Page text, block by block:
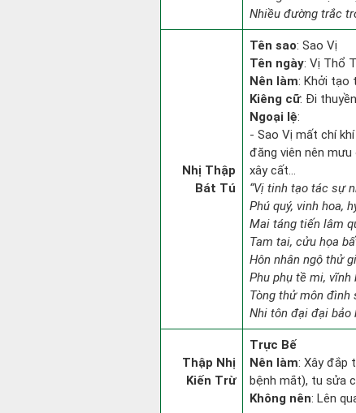
Nhiều đường trắc
Nhị Thập
Bát Tú
Tên sao: Sao Vị
Tên ngày: Vị Thổ
Nên làm: Khởi tạo
Kiêng cữ: Đi thuyền
Ngoại lệ:
- Sao Vị mất chí
đăng viên nên
xây cất...
“Vị tinh tạo tác sự
Phú quý, vinh hoa,
Mai táng tiến lâm
Tam tai, cửu họa
Hôn nhân ngộ thử
Phu phụ tề mi, vĩnh
Tòng thử môn đình
Nhi tôn đại đại bảo
Thập Nhị
Kiến Trừ
Trực Bế
Nên làm: Xây đắp
bệnh mắt), tu sửa
Không nên: Lên